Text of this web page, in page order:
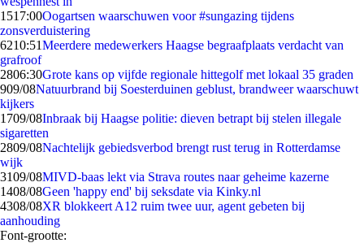
1517:00Oogartsen waarschuwen voor #sungazing tijdens
zonsverduistering
6210:51Meerdere medewerkers Haagse begraafplaats verdacht van
grafroof
2806:30Grote kans op vijfde regionale hittegolf met lokaal 35 graden
909/08Natuurbrand bij Soesterduinen geblust, brandweer waarschuwt
kijkers
1709/08Inbraak bij Haagse politie: dieven betrapt bij stelen illegale
sigaretten
2809/08Nachtelijk gebiedsverbod brengt rust terug in Rotterdamse
wijk
3109/08MIVD-baas lekt via Strava routes naar geheime kazerne
1408/08Geen 'happy end' bij seksdate via Kinky.nl
4308/08XR blokkeert A12 ruim twee uur, agent gebeten bij
aanhouding
Font-grootte: